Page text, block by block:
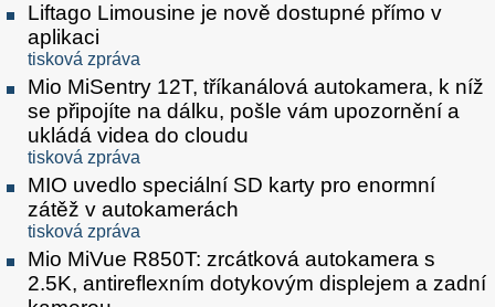
Liftago Limousine je nově dostupné přímo v
aplikaci
tisková zpráva
Mio MiSentry 12T, tříkanálová autokamera, k níž
se připojíte na dálku, pošle vám upozornění a
ukládá videa do cloudu
tisková zpráva
MIO uvedlo speciální SD karty pro enormní
zátěž v autokamerách
tisková zpráva
Mio MiVue R850T: zrcátková autokamera s
2.5K, antireflexním dotykovým displejem a zadní